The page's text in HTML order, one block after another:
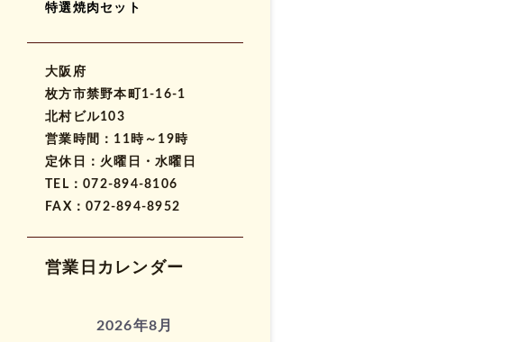
特選焼肉セット
大阪府
枚方市禁野本町1-16-1
北村ビル103
営業時間：11時～19時
定休日：火曜日・水曜日
TEL：072-894-8106
FAX：072-894-8952
営業日カレンダー
2026年8月